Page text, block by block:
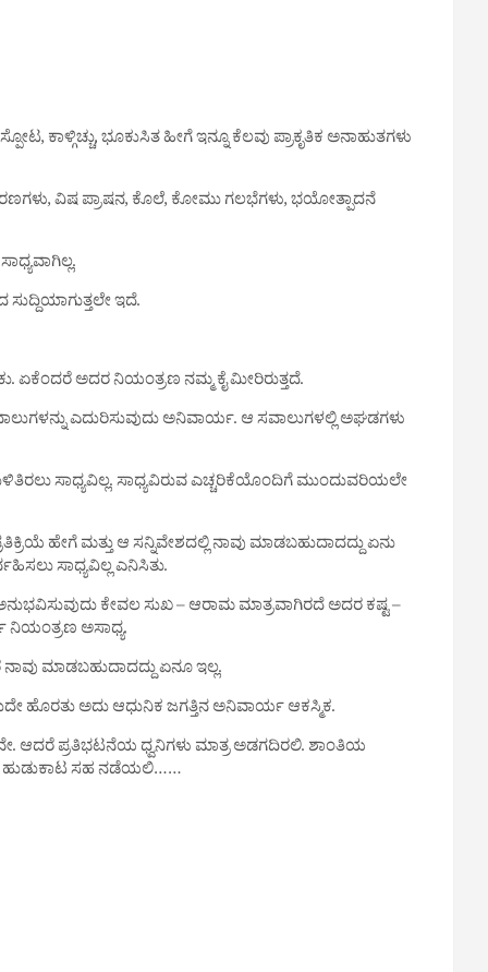
ಭೂಕುಸಿತ ಹೀಗೆ ಇನ್ನೂ ಕೆಲವು ಪ್ರಾಕೃತಿಕ ಅನಾಹುತಗಳು
ವಿಷ ಪ್ರಾಷನ, ಕೊಲೆ, ಕೋಮು ಗಲಭೆಗಳು, ಭಯೋತ್ಪಾದನೆ
ಇದೆ.
ಏಕೆಂದರೆ ಅದರ ನಿಯಂತ್ರಣ ನಮ್ಮ ಕೈ ಮೀರಿರುತ್ತದೆ.
ಎದುರಿಸುವುದು ಅನಿವಾರ್ಯ. ಆ ಸವಾಲುಗಳಲ್ಲಿ ಅಘಡಗಳು
ಸಾಧ್ಯವಿಲ್ಲ. ಸಾಧ್ಯವಿರುವ ಎಚ್ಚರಿಕೆಯೊಂದಿಗೆ ಮುಂದುವರಿಯಲೇ
ಹೇಗೆ ಮತ್ತು ಆ ಸನ್ನಿವೇಶದಲ್ಲಿ ನಾವು ಮಾಡಬಹುದಾದದ್ದು ಏನು
ಸಾಧ್ಯವಿಲ್ಲ ಎನಿಸಿತು.
ಕೇವಲ ಸುಖ – ಆರಾಮ ಮಾತ್ರವಾಗಿರದೆ ಅದರ ಕಷ್ಟ –
ನಿಯಂತ್ರಣ ಅಸಾಧ್ಯ.
ಮಾಡಬಹುದಾದದ್ದು ಏನೂ ಇಲ್ಲ.
ಹೊರತು ಅದು ಆಧುನಿಕ ಜಗತ್ತಿನ ಅನಿವಾರ್ಯ ಆಕಸ್ಮಿಕ.
ಆದರೆ ಪ್ರತಿಭಟನೆಯ ಧ್ವನಿಗಳು ಮಾತ್ರ ಅಡಗದಿರಲಿ. ಶಾಂತಿಯ
ಹುಡುಕಾಟ ಸಹ ನಡೆಯಲಿ……